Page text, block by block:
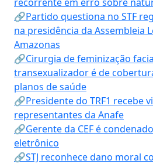
🔗Partido questiona no STF
na presidência da Assembleia
Amazonas
🔗Cirurgia de feminização
transexualizador é de
planos de saúde
🔗Presidente do TRF1 recebe
representantes da Anafe
🔗Gerente da CEF é
eletrônico
🔗STJ reconhece dano moral